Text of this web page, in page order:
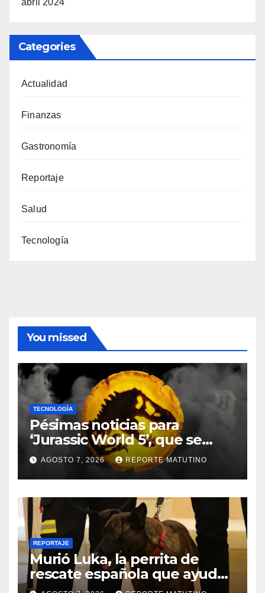
Categories
Actualidad
Finanzas
Gastronomía
Reportaje
Salud
Tecnología
You missed
TECNOLOGÍA
Pésimas noticias para
‘Jurassic World 5’, que se
queda sin director
AGOSTO 7, 2026 REPORTE MATUTINO
REPORTAJE
Murió Luka, la perrita de
rescate española que ayudó
a buscar sobrevivientes bajo